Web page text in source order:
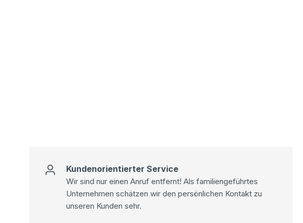
Kundenorientierter Service
Wir sind nur einen Anruf entfernt! Als familiengeführtes
Unternehmen schätzen wir den persönlichen Kontakt zu
unseren Kunden sehr.